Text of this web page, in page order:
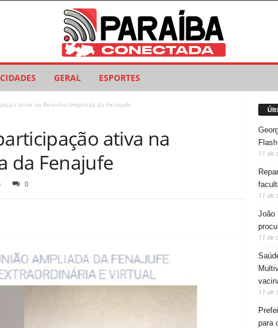
CIDADES GERAL ESPORTES
ativa na Reunião Ampliada da Fenajufe
ativa na
da Fenajufe
0
11 de
11 de
João
11 de
11 de
para